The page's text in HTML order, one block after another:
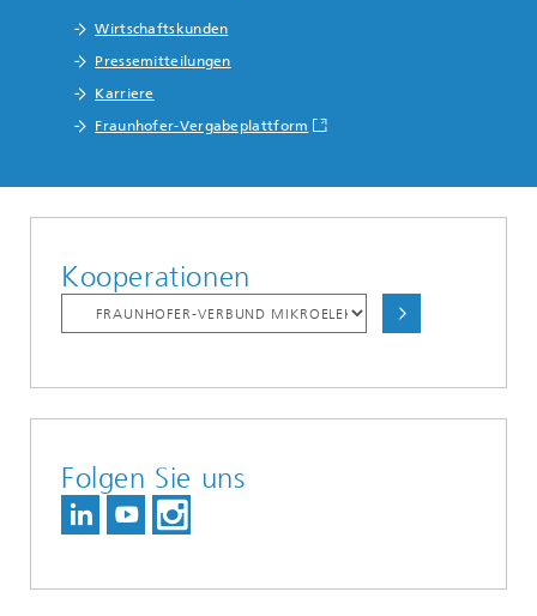
Wirtschaftskunden
Pressemitteilungen
Karriere
Fraunhofer-Vergabeplattform
Kooperationen
Folgen Sie uns